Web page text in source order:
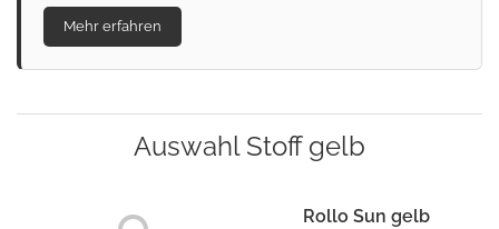
Mehr erfahren
Auswahl Stoff gelb
Rollo Sun gelb